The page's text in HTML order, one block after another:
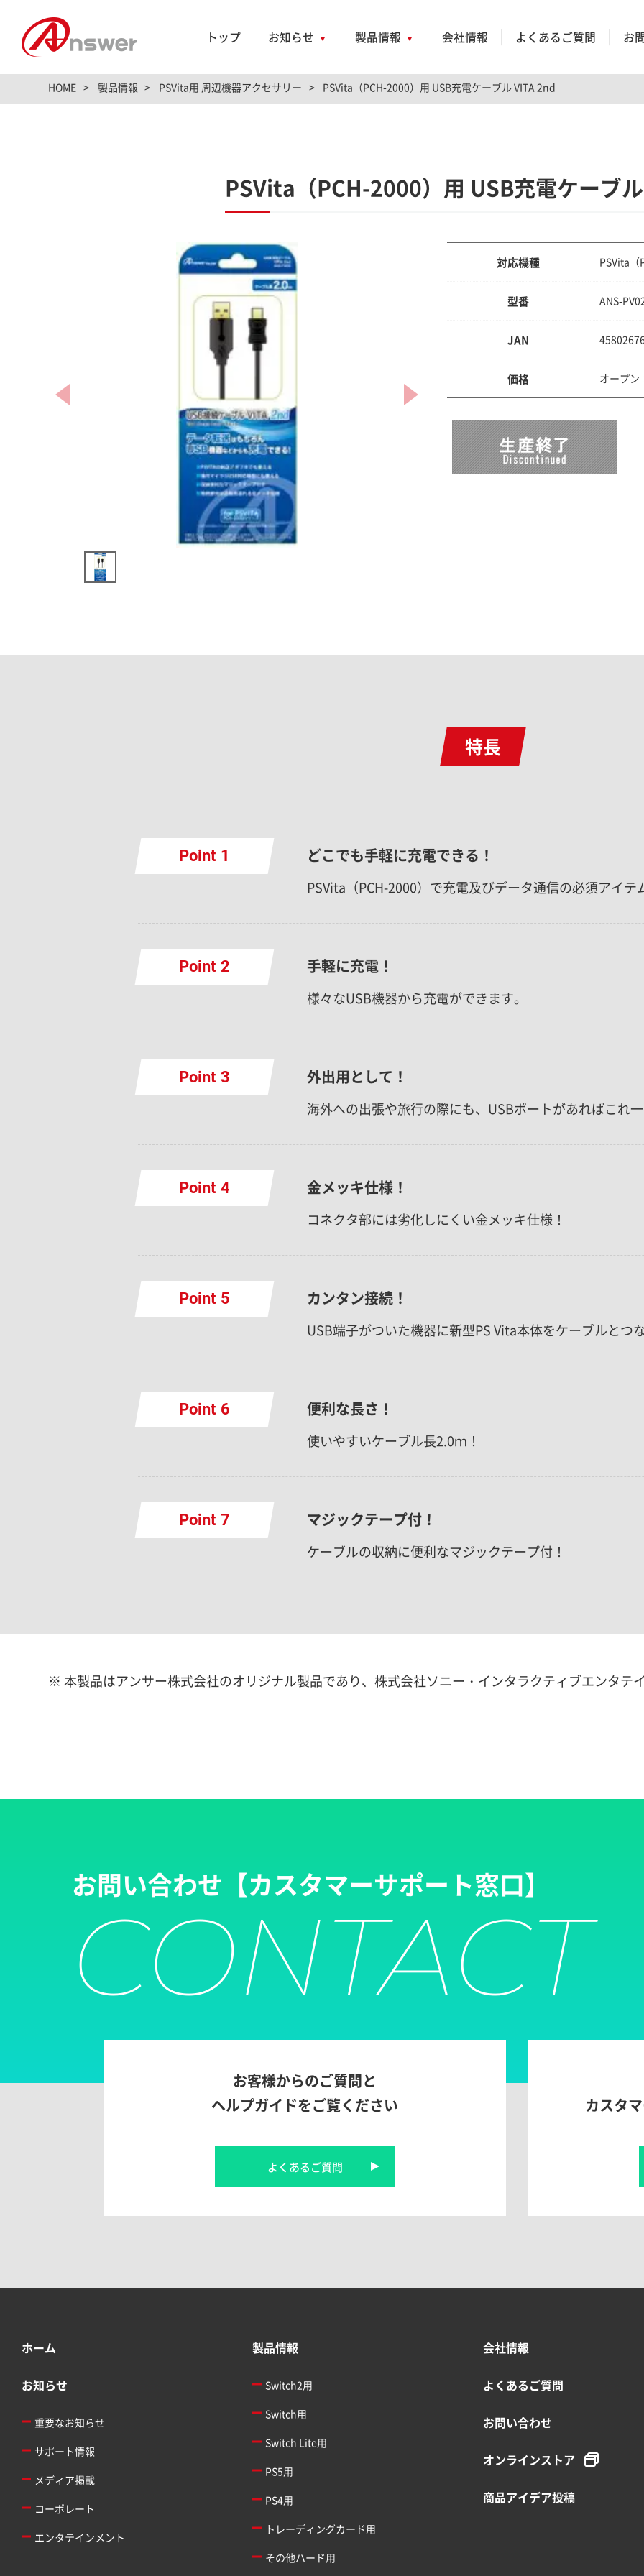
トップ お知らせ 製品情報 会社情報 よくあるご質問 お
HOME 製品情報 PSVita用 周辺機器アクセサリー PSVita（PCH-2000）用 USB充電ケーブル VITA 2nd
PSVita（PCH-2000）用 USB充電ケーブ
対応機種 PSVita（
型番 ANS-
JAN
価格 オープン
特長
Point どこでも手軽に充電できる！
PSVita（PCH-2000）で充電及びデータ通信の必須アイテ
Point 手軽に充電！
様々なUSB機器から充電ができます。
Point 外出用として！
海外への出張や旅行の際にも、USBポートがあればこれ
Point 金メッキ仕様！
コネクタ部には劣化しにくい金メッキ仕様！
Point カンタン接続！
USB端子がついた機器に新型PS Vita本体をケーブルとつ
Point 便利な長さ！
使いやすいケーブル長2.0ｍ！
Point マジックテープ付！
ケーブルの収納に便利なマジックテープ付！
※ 本製品はアンサー株式会社のオリジナル製品であり、株式会社ソニー・インタラクティブエンタテ
お問い合わせ 【カスタマーサポート窓口】
CONTACT
お客様からのご質問と
ヘルプガイドをご覧ください
よくあるご質問
カスタ
ホーム
お知らせ
重要なお知らせ
サポート情報
メディア掲載
コーポレート
エンタテインメント
製品情報
Switch2用
Switch用
Switch Lite用
PS5用
PS4用
トレーディングカード用
その他ハード用
会社情報
よくあるご質問
お問い合わせ
オンラインストア
商品アイデア投稿